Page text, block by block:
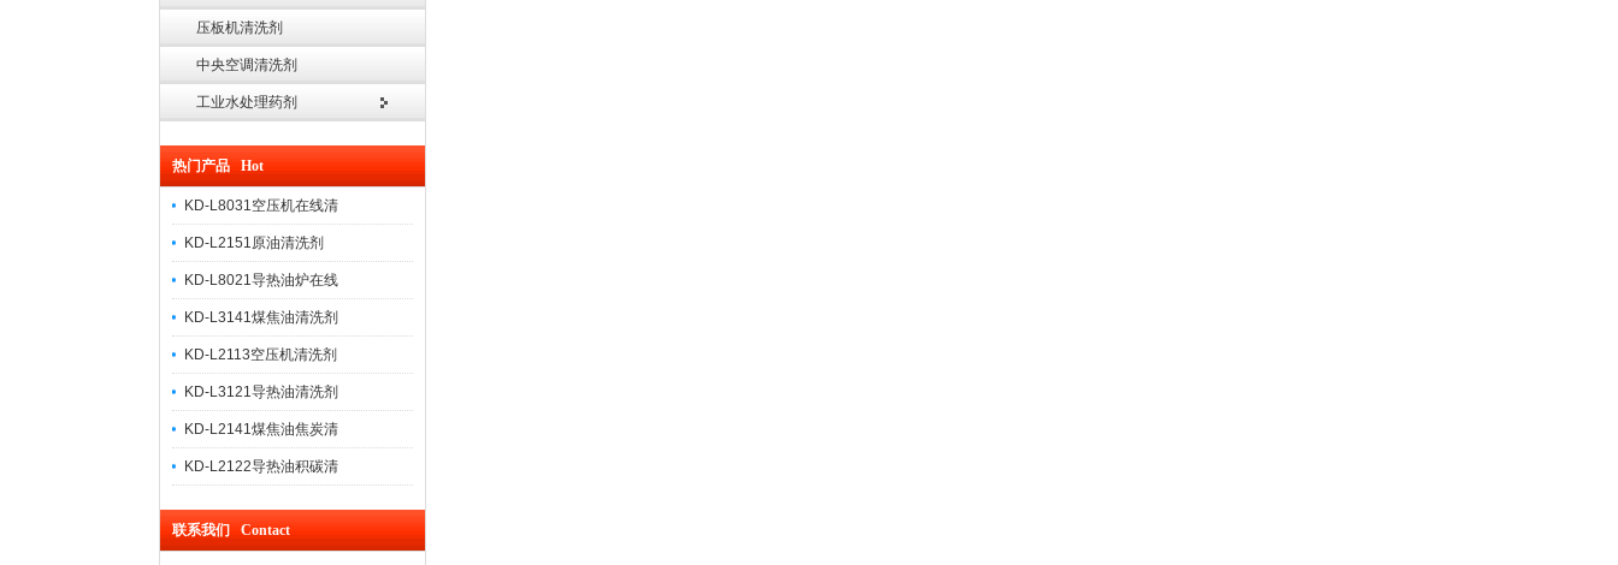
压板机清洗剂
中央空调清洗剂
工业水处理药剂
热门产品 Hot
KD-L8031空压机在线清
KD-L2151原油清洗剂
KD-L8021导热油炉在线
KD-L3141煤焦油清洗剂
KD-L2113空压机清洗剂
KD-L3121导热油清洗剂
KD-L2141煤焦油焦炭清
KD-L2122导热油积碳清
联系我们 Contact